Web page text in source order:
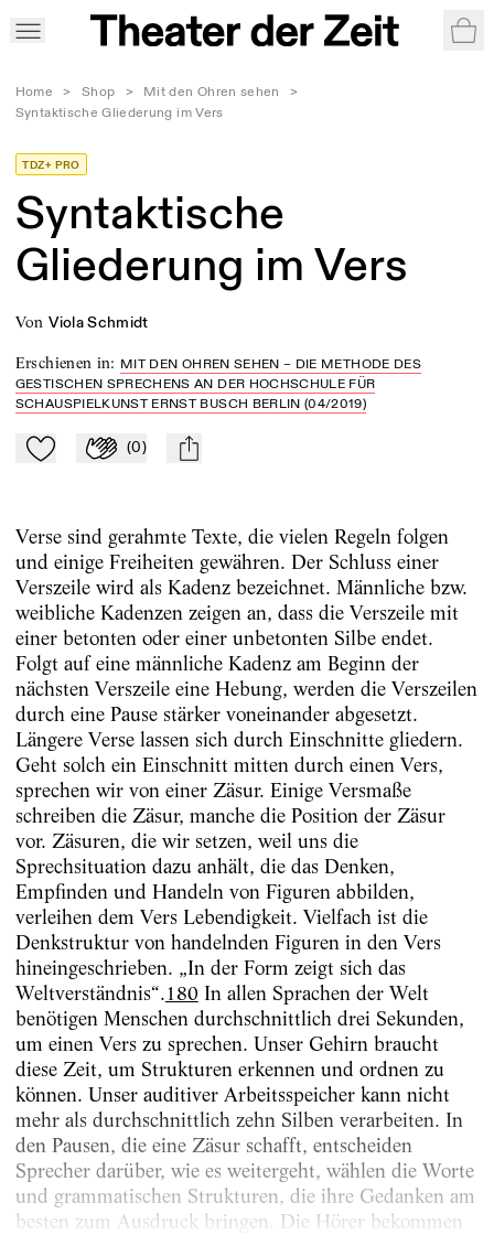
Home > Shop > Mit den Ohren sehen
>
Syntaktische Gliederung im Vers
TDZ+ PRO
Syntaktische
Gliederung im Vers
von Viola Schmidt
Erschienen in: MIT DEN OHREN SEHEN – DIE METHODE DES
GESTISCHEN SPRECHENS AN DER HOCHSCHULE FÜR
SCHAUSPIELKUNST ERNST BUSCH BERLIN (04/2019)
Zu Mein-TdZ hinzufügen
Applaudieren
(0) mail
Verse sind gerahmte Texte, die vielen Regeln folgen
und einige Freiheiten gewähren. Der Schluss einer
Verszeile wird als Kadenz bezeichnet. Männliche bzw.
weibliche Kadenzen zeigen an, dass die Verszeile mit
einer betonten oder einer unbetonten Silbe endet.
Folgt auf eine männliche Kadenz am Beginn der
nächsten Verszeile eine Hebung, werden die Verszeilen
durch eine Pause stärker voneinander abgesetzt.
Längere Verse lassen sich durch Einschnitte gliedern.
Geht solch ein Einschnitt mitten durch einen Vers,
sprechen wir von einer Zäsur. Einige Versmaße
schreiben die Zäsur, manche die Position der Zäsur
vor. Zäsuren, die wir setzen, weil uns die
Sprechsituation dazu anhält, die das Denken,
Empfinden und Handeln von Figuren abbilden,
verleihen dem Vers Lebendigkeit. Vielfach ist die
Denkstruktur von handelnden Figuren in den Vers
hineingeschrieben. „In der Form zeigt sich das
Weltverständnis“.180 In allen Sprachen der Welt
benötigen Menschen durchschnittlich drei Sekunden,
um einen Vers zu sprechen. Unser Gehirn braucht
diese Zeit, um Strukturen erkennen und ordnen zu
können. Unser auditiver Arbeitsspeicher kann nicht
mehr als durchschnittlich zehn Silben verarbeiten. In
den Pausen, die eine Zäsur schafft, entscheiden
Sprecher darüber, wie es weitergeht, wählen die Worte
und grammatischen Strukturen, die ihre Gedanken am
besten zum Ausdruck bringen. Die Hörer bekommen